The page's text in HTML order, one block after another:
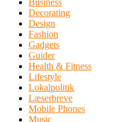
Decorating
Design
Fashion
Gadgets
Guider
Health & Fitness
Lifestyle
Lokalpolitik
Læserbreve
Mobile Phones
Music